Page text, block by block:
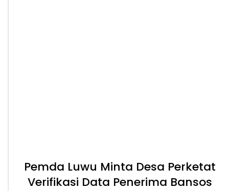
Pemda Luwu Minta Desa Perketat
Verifikasi Data Penerima Bansos